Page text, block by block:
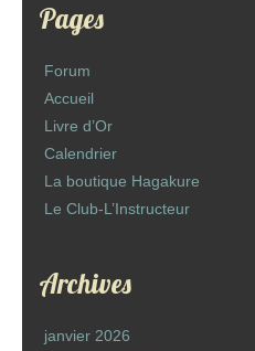
Pages
Forum
Accueil
Livre d’Or
Calendrier
La boutique Hagakure
Le Club-L’Instructeur
Archives
janvier 2026